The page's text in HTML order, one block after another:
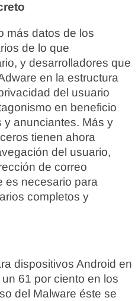
más datos de los
de lo que
y desarrolladores que
en la estructura
del usuario
en beneficio
y anunciantes. Más y
tienen ahora
del usuario,
de correo
es necesario para
completos y
dispositivos Android en
61 por ciento en los
del Malware éste se